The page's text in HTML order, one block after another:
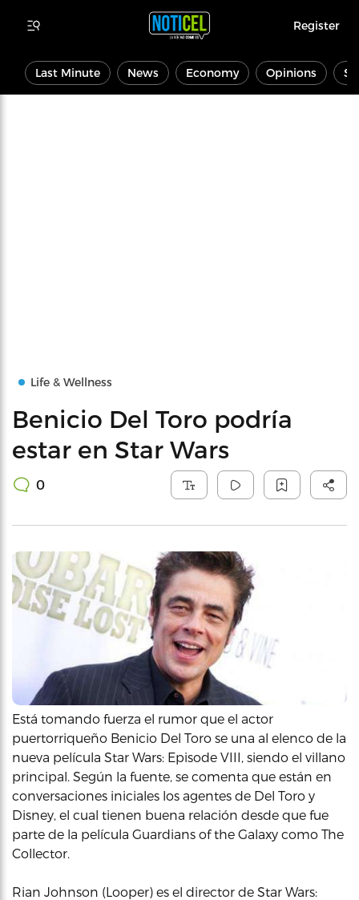
Register
Last Minute News Economy Opinions
Life & Wellness
Benicio Del Toro podría
estar en Star Wars
0
Está tomando fuerza el rumor que el actor
puertorriqueño Benicio Del Toro se una al elenco de la
nueva película Star Wars: Episode VIII, siendo el villano
principal. Según la fuente, se comenta que están en
conversaciones iniciales los agentes de Del Toro y
Disney, el cual tienen buena relación desde que fue
parte de la película Guardians of the Galaxy como The
Collector.
Rian Johnson (Looper) es el director de Star Wars: